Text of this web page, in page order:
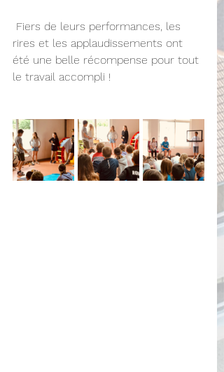
rires et les applaudissements ont
été une belle récompense pour tout
le travail accompli !